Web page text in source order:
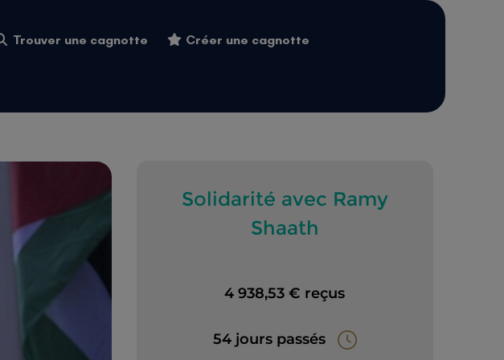
Trouver une cagnotte Créer une cagnotte
Solidarité avec Ramy
Shaath
4 938,53 € reçus
54 jours passés